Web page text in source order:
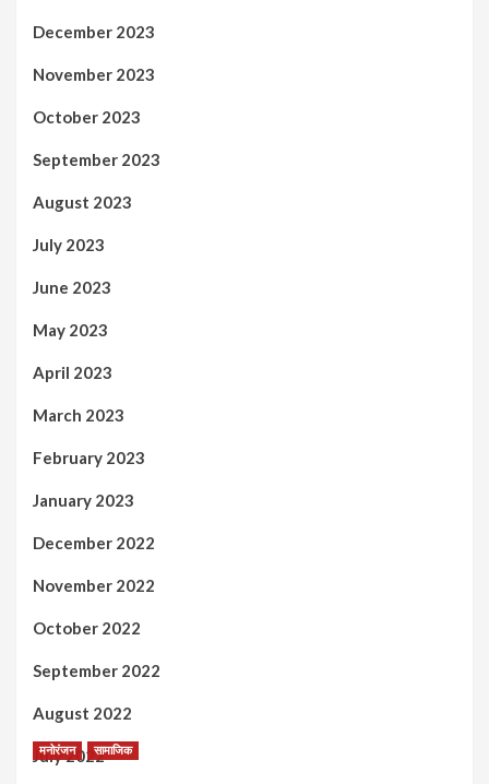
December 2023
November 2023
October 2023
September 2023
August 2023
July 2023
June 2023
May 2023
April 2023
March 2023
February 2023
January 2023
December 2022
November 2022
October 2022
September 2022
August 2022
July 2022
मनोरंजन सामाजिक